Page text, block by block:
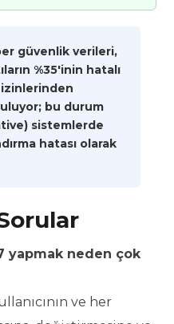
güvenlik verileri,
%35'inin hatalı
izinlerinden
bu durum
sistemlerde
hatası olarak
yapmak neden çok
ve her